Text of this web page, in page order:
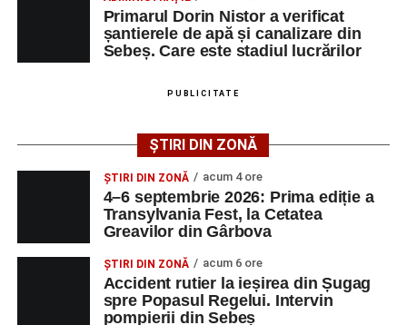
simfonic susținut în Grădina Muzeului Municipal „Ioan
Raica”, sub bagheta dirijoruluiRemus Grama, alături de
muzicieni români de prestigiu.
Și în acest an, pe scenă vor urca atât artiști consacrați, cât
cariere de succes în țară și în străinătate.
Festivalul include și o componentă cinematografică
importantă. Publicul va putea urmări mai multe producții
realizate cu implicarea producătoareiGabi Suciu
originară din Sebeș, prezentă de-a lungul timpului la
unele dintre cele mai importante festivaluri europene de
Un alt moment așteptat este show-ul susținut de
Primarul Dorin Nistor a verificat
șantierele de apă și canalizare din
Sebeș. Care este stadiul lucrărilor
PUBLICITATE
ȘTIRI DIN ZONĂ
ȘTIRI DIN ZONĂ acum 4 ore
4–6 septembrie 2026: Prima ediție a
Transylvania Fest, la Cetatea
Greavilor din Gârbova
ȘTIRI DIN ZONĂ acum 6 ore
Accident rutier la ieșirea din Șugag
spre Popasul Regelui. Intervin
pompierii din Sebeș